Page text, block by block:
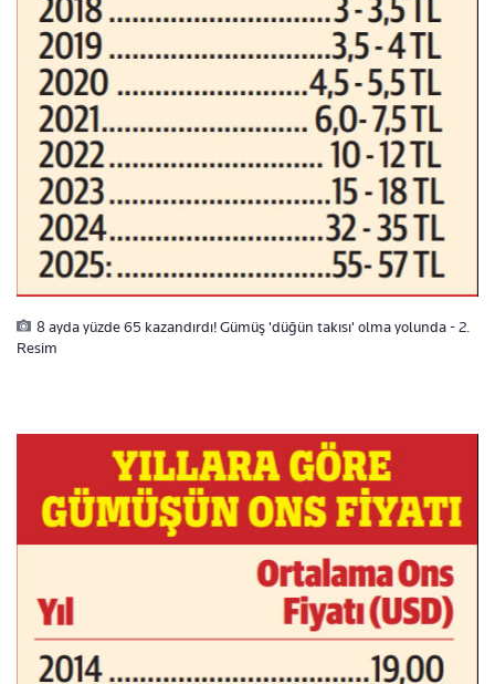
8 ayda yüzde 65 kazandırdı! Gümüş 'düğün takısı' olma yolunda - 2.
Resim